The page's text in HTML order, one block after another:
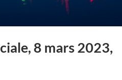
8 mars 2023,